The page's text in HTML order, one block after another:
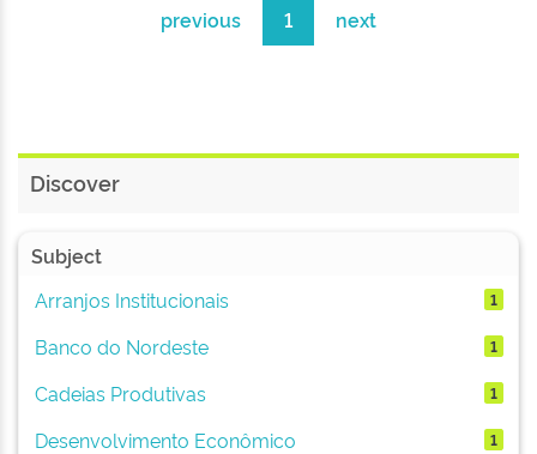
previous 1 next
Discover
Subject
Arranjos Institucionais
1
Banco do Nordeste 1
Cadeias Produtivas 1
Desenvolvimento Econômico 1